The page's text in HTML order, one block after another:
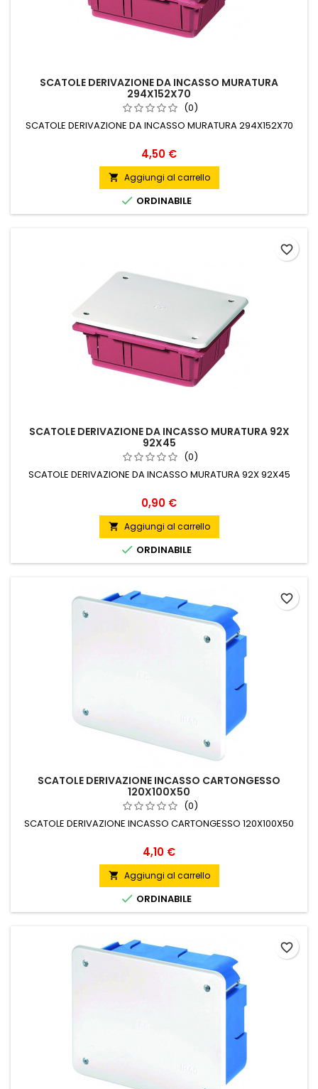
SCATOLE DERIVAZIONE DA INCASSO MURATURA
294X152X70
(0)
SCATOLE DERIVAZIONE DA INCASSO MURATURA 294X152X70
Prezzo
4,50 €
 Aggiungi al carrello
 ORDINABILE
SCATOLE DERIVAZIONE DA INCASSO MURATURA 92X
92X45
(0)
SCATOLE DERIVAZIONE DA INCASSO MURATURA 92X 92X45
Prezzo
0,90 €
 Aggiungi al carrello
 ORDINABILE
favorite_border
SCATOLE DERIVAZIONE INCASSO CARTONGESSO
120X100X50
(0)
SCATOLE DERIVAZIONE INCASSO CARTONGESSO 120X100X50
Prezzo
4,10 €
 Aggiungi al carrello
 ORDINABILE
favorite_border
favorite_border